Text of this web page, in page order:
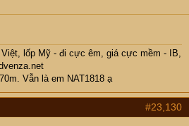
lốp Mỹ - đi cực êm, giá cực mềm - IB,
Vẫn là em NAT1818 ạ
#23,130